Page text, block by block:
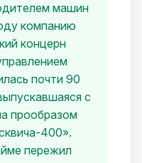
машин
компанию
концерн
почти 90
с
прообразом
400».
пережил